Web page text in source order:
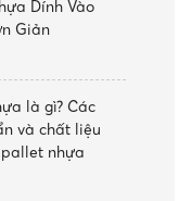
Dính Vào
Giản
là gì? Các
và chất liệu
pallet nhựa